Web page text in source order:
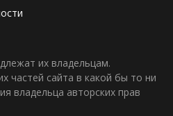
их владельцам.
частей сайта в какой бы то ни
владельца авторских прав